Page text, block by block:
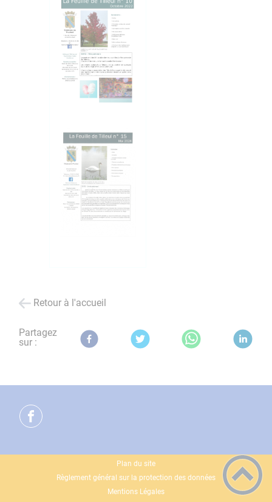
Retour à l'accueil
Partagez
sur :
Plan du site
Règlement général sur la protection des données
Mentions Légales